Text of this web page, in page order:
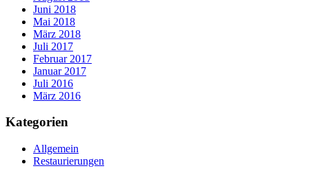
Juni 2018
Mai 2018
März 2018
Juli 2017
Februar 2017
Januar 2017
Juli 2016
März 2016
Kategorien
Allgemein
Restaurierungen